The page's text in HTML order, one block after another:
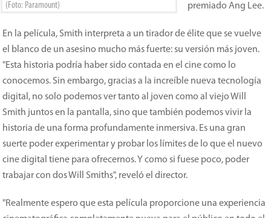
(Foto: Paramount)
premiado Ang Lee.
En la película, Smith interpreta a un tirador de élite que se vuelve
el blanco de un asesino mucho más fuerte: su versión más joven.
"Esta historia podría haber sido contada en el cine como lo
conocemos. Sin embargo, gracias a la increíble nueva tecnología
digital, no solo podemos ver tanto al joven como al viejo Will
Smith juntos en la pantalla, sino que también podemos vivir la
historia de una forma profundamente inmersiva. Es una gran
suerte poder experimentar y probar los límites de lo que el nuevo
cine digital tiene para ofrecernos. Y como si fuese poco, poder
trabajar con dos Will Smiths", reveló el director.
"Realmente espero que esta película proporcione una experiencia